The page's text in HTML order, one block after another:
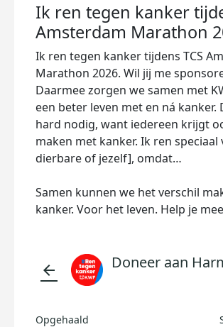
Ik ren tegen kanker
Amsterdam Marathon
Ik ren tegen kanker tijdens TCS
Marathon 2026. Wil jij me
Daarmee zorgen we samen met
een beter leven met en ná kanker.
hard nodig, want iedereen krijgt
maken met kanker. Ik ren speciaal
dierbare of jezelf], omdat…
Samen kunnen we het verschil
kanker. Voor het leven. Help je
arrow_back Doneer aan
Opgehaald